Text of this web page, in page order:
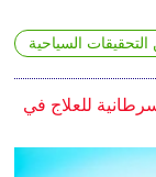
التحقيقات السياحية
للعلاج في